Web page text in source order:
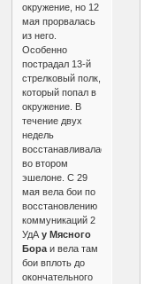
окружение, но 12
мая прорвалась
из него.
Особенно
пострадал 13-й
стрелковый полк,
который попал в
окружение. В
течение двух
недель
восстанавливалась
во втором
эшелоне. С 29
мая вела бои по
восстановлению
коммуникаций 2
УдАу Мясного
Бораи вела там
бои вплоть до
окончательного